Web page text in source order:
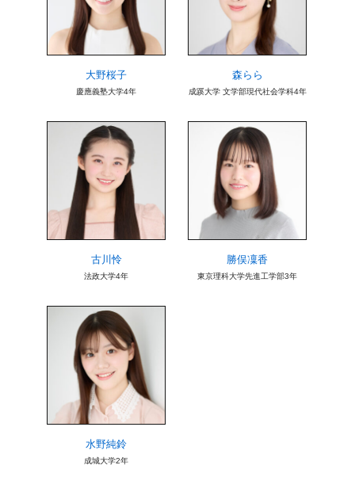
大野桜子
慶應義塾大学4年
森らら
成蹊大学 文学部現代社会学科4年
古川怜
法政大学4年
勝俣凜香
東京理科大学先進工学部3年
水野純鈴
成城大学2年